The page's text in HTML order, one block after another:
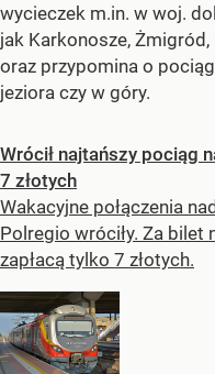
wycieczek m.in. w woj.
jak Karkonosze, Żmigród,
oraz przypomina o
jeziora czy w góry.
Wrócił najtańszy pociąg
7 złotych
Wakacyjne połączenia
Polregio wróciły. Za bilet
zapłacą tylko 7 złotych.